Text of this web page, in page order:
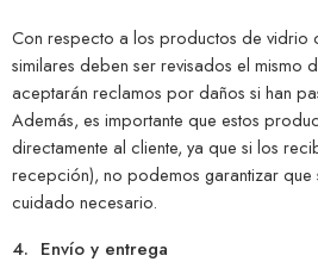
Con respecto a los productos de vidrio
similares deben ser revisados el mismo
aceptarán reclamos por daños si han
Además, es importante que estos
directamente al cliente, ya que si los
recepción), no podemos garantizar que
cuidado necesario.
4. Envío y entrega